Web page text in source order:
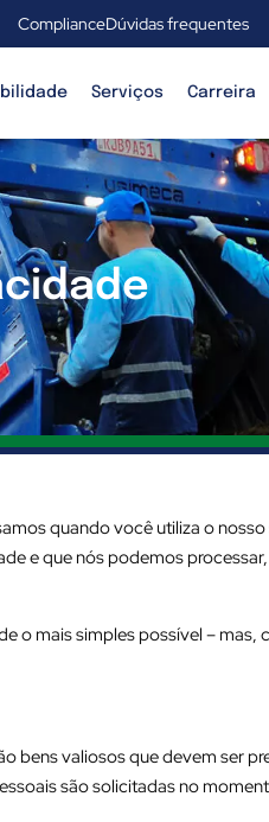
ComplianceDúvidas frequentes
Serviços Carreira
quando você utiliza o
e que nós podemos
mais simples possível – mas,
bens valiosos que devem ser
são solicitadas no